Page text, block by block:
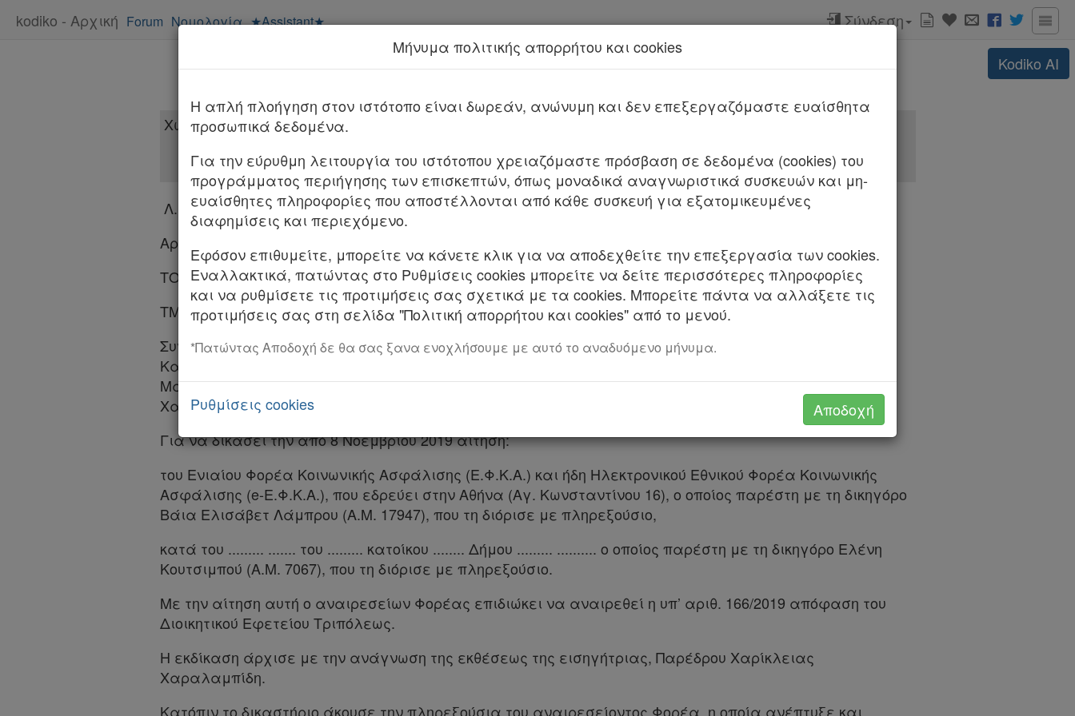
kodiko - Αρχική Forum Νομολογία ★Assistant★ Σύνδεση
Kodiko AI
Νέα υπηρεσία Kodiko Assistant.Περισσότερα
Λ.Κ.(m)
Αριθμός 384/2026
ΤΟ ΣΥΜΒΟΥΛΙΟ ΤΗΣ ΕΠΙΚΡΑΤΕΙΑΣ
ΤΜΗΜΑ Α΄
Συνεδρίασε δημόσια στο ακροατήριό του στις 4 Νοεμβρίου 2024, με την εξής σύνθεση: Άννα
Καλογεροπούλου, Αντιπρόεδρος, Πρόεδρος του Α΄ Τμήματος, Ταξιαρχία Κόμβου, Παρασκευή Μπραΐμη,
Μαρίνα-Αλεξάνδρα Τσακάλη, Σουλτάνα Κωνσταντίνου, Σύμβουλοι, Ευαγγελία Τζιράκη, Χαρίκλεια
Χαραλαμπίδη, Πάρεδροι. Γραμματέας ο Νικόλαος Αθανασίου.
Για να δικάσει την από 8 Νοεμβρίου 2019 αίτηση:
του Ενιαίου Φορέα Κοινωνικής Ασφάλισης (Ε.Φ.Κ.Α.) και ήδη Ηλεκτρονικού Εθνικού Φορέα Κοινωνικής
Ασφάλισης (e-Ε.Φ.Κ.Α.), που εδρεύει στην Αθήνα (Αγ. Κωνσταντίνου 16), ο οποίος παρέστη με τη δικηγόρο
Βάια Ελισάβετ Λάμπρου (Α.Μ. 17947), που τη διόρισε με πληρεξούσιο,
κατά του ......... ....... του ......... κατοίκου ........ Δήμου ......... .......... ο οποίος παρέστη με τη δικηγόρο Ελένη
Κουτσιμπού (Α.Μ. 7067), που τη διόρισε με πληρεξούσιο.
Με την αίτηση αυτή ο αναιρεσείων Φορέας επιδιώκει να αναιρεθεί η υπ’ αριθ. 166/2019 απόφαση του
Διοικητικού Εφετείου Τριπόλεως.
Η εκδίκαση άρχισε με την ανάγνωση της εκθέσεως της εισηγήτριας, Παρέδρου Χαρίκλειας
Χαραλαμπίδη.
Κατόπιν το δικαστήριο άκουσε την πληρεξούσια του αναιρεσείοντος Φορέα, η οποία ανέπτυξε και
Μήνυμα πολιτικής απορρήτου και cookies
H απλή πλοήγηση στον ιστότοπο είναι δωρεάν, ανώνυμη και δεν επεξεργαζόμαστε ευαίσθητα
προσωπικά δεδομένα.
Για την εύρυθμη λειτουργία του ιστότοπου χρειαζόμαστε πρόσβαση σε δεδομένα (cookies) του
προγράμματος περιήγησης των επισκεπτών, όπως μοναδικά αναγνωριστικά συσκευών και μη-
ευαίσθητες πληροφορίες που αποστέλλονται από κάθε συσκευή για εξατομικευμένες
διαφημίσεις και περιεχόμενο.
Εφόσον επιθυμείτε, μπορείτε να κάνετε κλικ για να αποδεχθείτε την επεξεργασία των cookies.
Εναλλακτικά, πατώντας στο Ρυθμίσεις cookies μπορείτε να δείτε περισσότερες πληροφορίες
και να ρυθμίσετε τις προτιμήσεις σας σχετικά με τα cookies. Μπορείτε πάντα να αλλάξετε τις
προτιμήσεις σας στη σελίδα "Πολιτική απορρήτου και cookies" από το μενού.
*Πατώντας Αποδοχή δε θα σας ξανα ενοχλήσουμε με αυτό το αναδυόμενο μήνυμα.
Ρυθμίσεις cookies Αποδοχή